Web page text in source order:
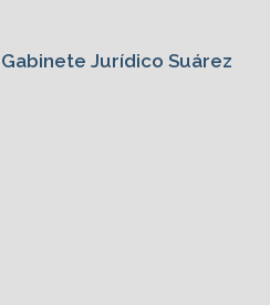
Jurídico Suárez